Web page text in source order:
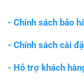
- Chính sách bảo
- Chính sách cài
- Hỗ trợ khách